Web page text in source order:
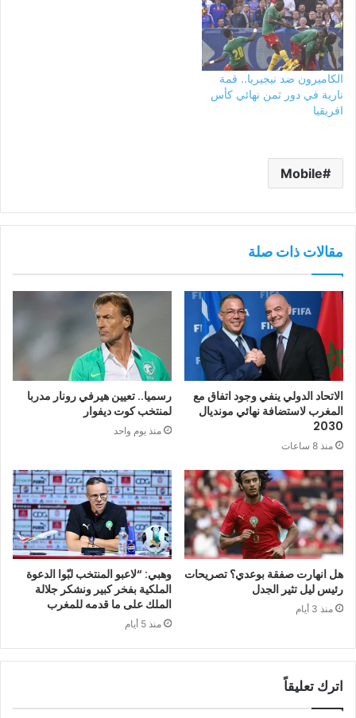
الكاميرون ضد نيجيريا.. قمة
نارية في دور ثمن نهائي كأس
افريقيا
Mobile
مقالات ذات صلة
الاتحاد الدولي ينفي وجود اتفاق مع
المغرب لاستضافة نهائي مونديال
2030
منذ 8 ساعات
رسميا.. تعيين هيرفي رونار مدربا
لمنتخب كوت ديفوار
منذ يوم واحد
هل انهارت صفقة بوعدي؟ تصريحات
رئيس ليل تثير الجدل
منذ 3 أيام
وهبي: “لاعبو المنتخب لبّوا الدعوة
الملكية بفخر كبير ونشكر جلالة
الملك على ما قدمه للمغرب
منذ 5 أيام
اترك تعليقاً